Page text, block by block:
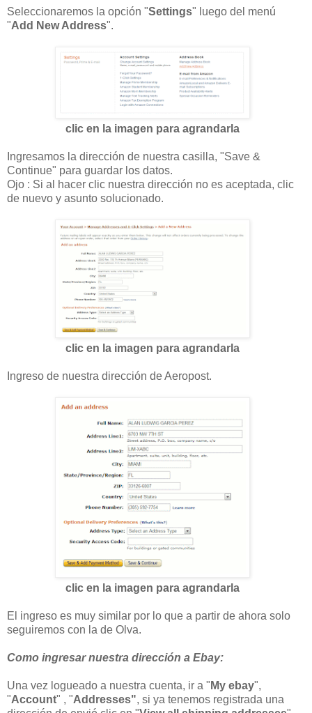
Seleccionaremos la opción "Settings" luego del menú
"Add New Address".
clic en la imagen para agrandarla
Ingresamos la dirección de nuestra casilla, "Save &
Continue" para guardar los datos.
Ojo : Si al hacer clic nuestra dirección no es aceptada, clic
de nuevo y asunto solucionado.
clic en la imagen para agrandarla
Ingreso de nuestra dirección de Aeropost.
clic en la imagen para agrandarla
El ingreso es muy similar por lo que a partir de ahora solo
seguiremos con la de Olva.
Como ingresar nuestra dirección a Ebay:
Una vez logueado a nuestra cuenta, ir a " My ebay",
"Account" , "Addresses", si ya tenemos registrada una